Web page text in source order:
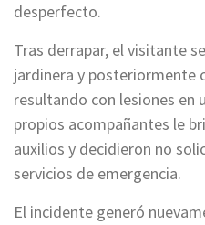
desperfecto.
Tras derrapar, el visitante
jardinera y posteriormente
resultando con lesiones en
propios acompañantes le
auxilios y decidieron no
servicios de emergencia.
El incidente generó